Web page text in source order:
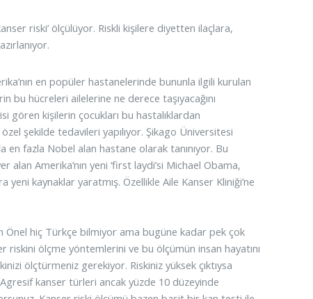
riski’ ölçülüyor. Riskli kişilere diyetten ilaçlara,
en popüler hastanelerinde bununla ilgili kurulan
bu hücreleri ailelerine ne derece taşıyacağını
gören kişilerin çocukları bu hastalıklardan
şekilde tedavileri yapılıyor. Şikago Üniversitesi
fazla Nobel alan hastane olarak tanınıyor. Bu
Amerika’nın yeni ‘first laydi’si Michael Obama,
kaynaklar yaratmış. Özellikle Aile Kanser Kliniği’ne
Önel hiç Türkçe bilmiyor ama bugüne kadar pek çok
ölçme yöntemlerini ve bu ölçümün insan hayatını
ölçtürmeniz gerekiyor. Riskiniz yüksek çıktıysa
Agresif kanser türleri ancak yüzde 10 düzeyinde